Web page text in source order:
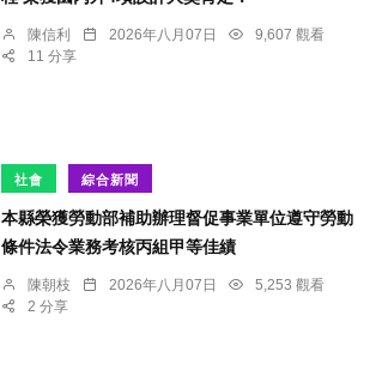
陳信利 2026年八月07日
9,607 觀看
11 分享
社會 綜合新聞
本縣榮獲勞動部補助辦理督促事業單位遵守勞動
條件法令業務考核丙組甲等佳績
陳朝枝 2026年八月07日
5,253 觀看
2 分享